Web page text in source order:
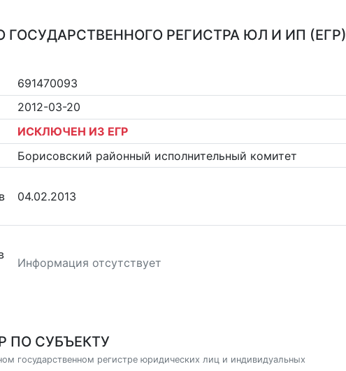
ГОСУДАРСТВЕННОГО РЕГИСТРА ЮЛ И ИП (ЕГР)
691470093
2012-03-20
ИСКЛЮЧЕН ИЗ ЕГР
Борисовский районный исполнительный комитет
04.02.2013
Информация отсутствует
ПО СУБЪЕКТУ
государственном регистре юридических лиц и индивидуальных